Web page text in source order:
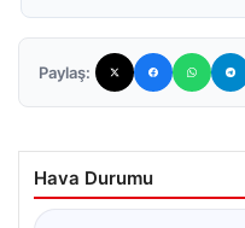
Paylaş:
Hava Durumu